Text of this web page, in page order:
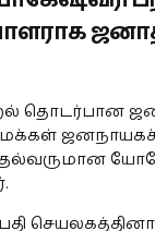
தொடர்பான
ஜனநாயகக்